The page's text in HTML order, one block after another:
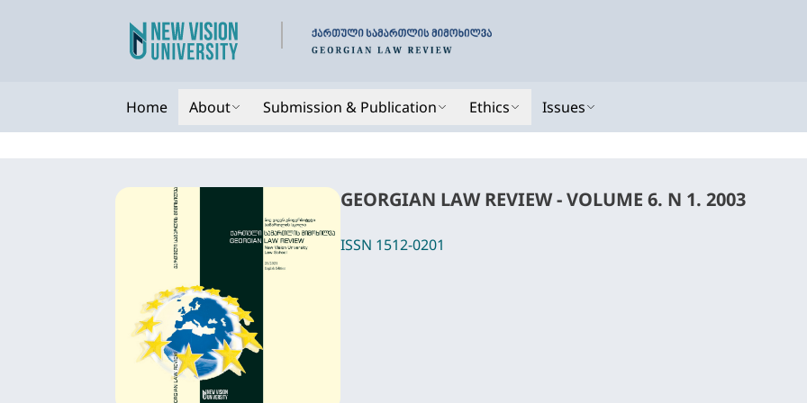
Home About Submission & Publication Ethics Issues
GEORGIAN LAW REVIEW - VOLUME 6. N 1. 2003
ISSN 1512-0201